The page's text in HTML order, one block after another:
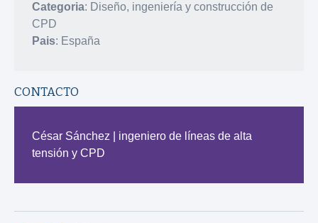
Categoria: Diseño, ingeniería y construcción de
CPD
Pais: España
CONTACTO
César Sánchez | ingeniero de líneas de alta
tensión y CPD